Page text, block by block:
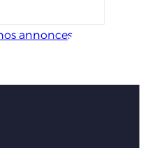
annonces